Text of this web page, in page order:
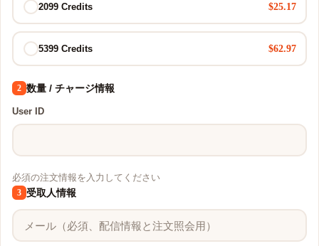
2099 Credits $25.17
5399 Credits $62.97
2 数量 / チャージ情報
User ID
必須の注文情報を入力してください
3 受取人情報